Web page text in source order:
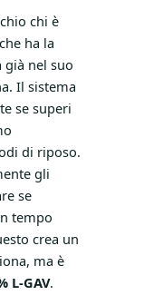
chi è
ha la
già nel suo
Il sistema
se superi
di riposo.
gli
se
tempo
crea un
ma è
L-GAV.